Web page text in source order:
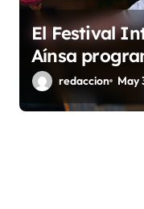
El Festival
Aínsa
teatro,redaccion May